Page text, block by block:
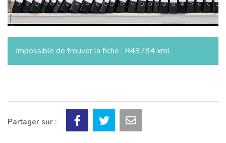
Impossible de trouver la fiche : R49794.xml
Partager sur :